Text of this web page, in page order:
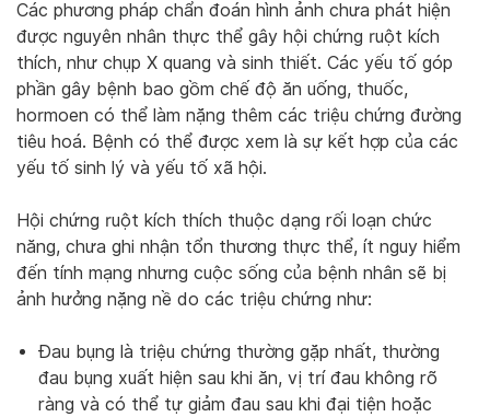
Các phương pháp chẩn đoán hình ảnh chưa phát hiện
được nguyên nhân thực thể gây hội chứng ruột kích
thích, như chụp X quang và sinh thiết. Các yếu tố góp
phần gây bệnh bao gồm chế độ ăn uống, thuốc,
hormoen có thể làm nặng thêm các triệu chứng đường
tiêu hoá. Bệnh có thể được xem là sự kết hợp của các
yếu tố sinh lý và yếu tố xã hội.
Hội chứng ruột kích thích thuộc dạng rối loạn chức
năng, chưa ghi nhận tổn thương thực thể, ít nguy hiểm
đến tính mạng nhưng cuộc sống của bệnh nhân sẽ bị
ảnh hưởng nặng nề do các triệu chứng như:
Đau bụng là triệu chứng thường gặp nhất, thường
đau bụng xuất hiện sau khi ăn, vị trí đau không rõ
ràng và có thể tự giảm đau sau khi đại tiện hoặc